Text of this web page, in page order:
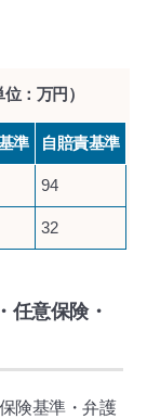
：万円）
準 自賠責基準
94
32
任意保険・
険基準・弁護